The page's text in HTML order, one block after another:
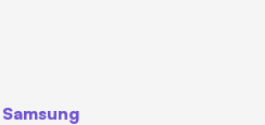
Samsung